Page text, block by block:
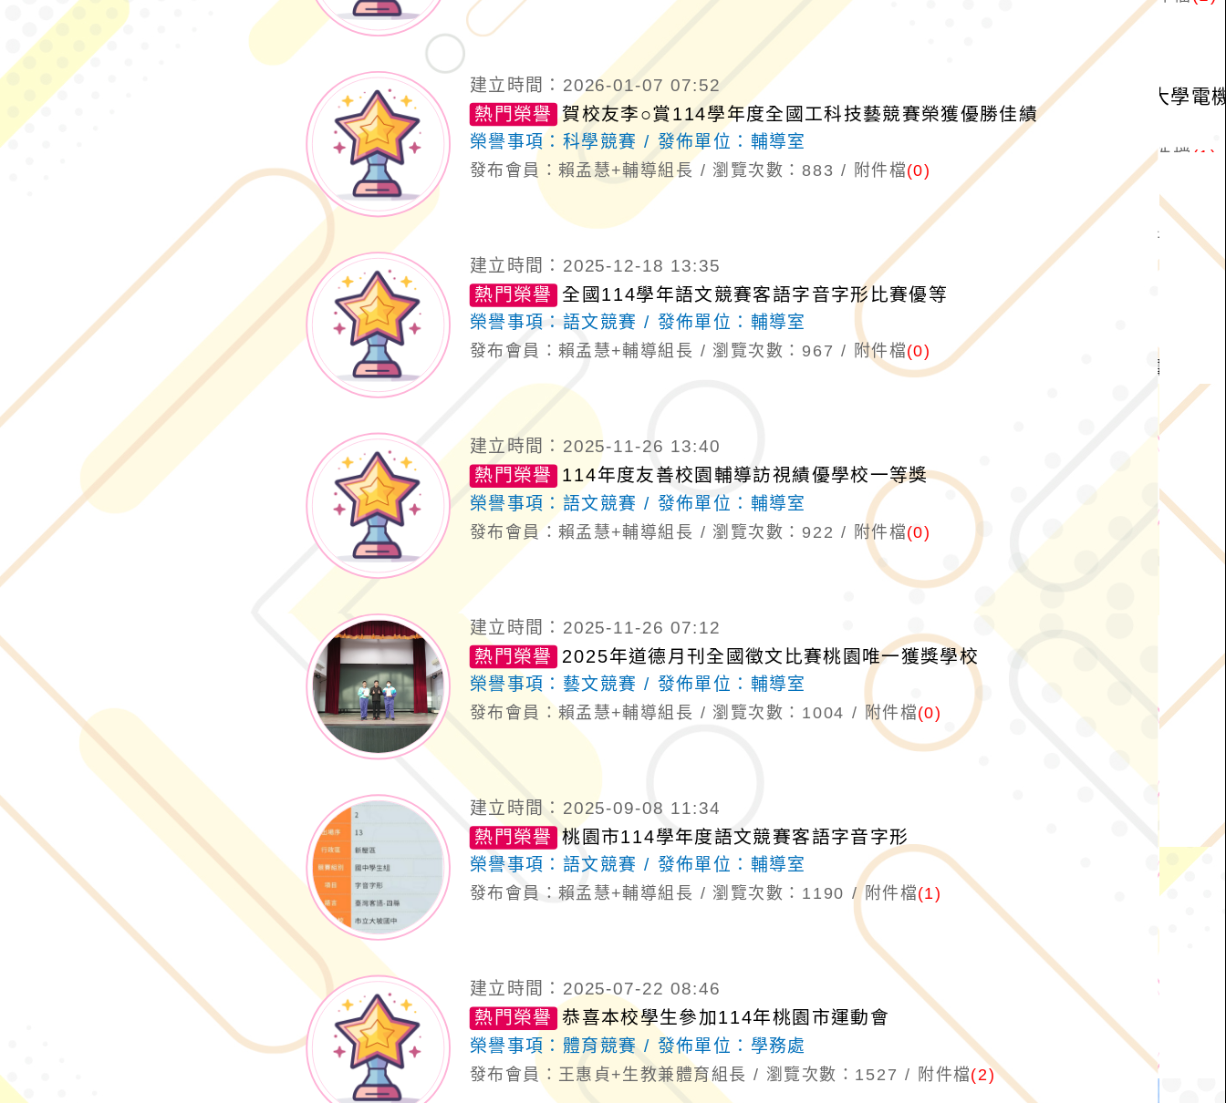
建立時間：2026-01-07 07:52
熱門榮譽 賀校友李○賞114學年度全國工科技藝競賽榮獲優勝佳績
榮譽事項： 科學競賽 發佈單位： 輔導室
發布會員：賴孟慧+輔導組長 瀏覽次數：883 附件檔(0)
建立時間：2025-12-18 13:35
熱門榮譽 全國114學年語文競賽客語字音字形比賽優等
榮譽事項： 語文競賽 發佈單位： 輔導室
發布會員：賴孟慧+輔導組長 瀏覽次數：967 附件檔(0)
建立時間：2025-11-26 13:40
熱門榮譽 114年度友善校園輔導訪視績優學校一等獎
榮譽事項： 語文競賽 發佈單位： 輔導室
發布會員：賴孟慧+輔導組長 瀏覽次數：922 附件檔(0)
建立時間：2025-11-26 07:12
熱門榮譽 2025年道德月刊全國徵文比賽桃園唯一獲獎學校
榮譽事項： 藝文競賽 發佈單位： 輔導室
發布會員：賴孟慧+輔導組長 瀏覽次數：1004 附件檔(0)
建立時間：2025-09-08 11:34
熱門榮譽 桃園市114學年度語文競賽客語字音字形
榮譽事項： 語文競賽 發佈單位： 輔導室
發布會員：賴孟慧+輔導組長 瀏覽次數：1190 附件檔(1)
建立時間：2025-07-22 08:46
熱門榮譽 恭喜本校學生參加114年桃園市運動會
榮譽事項： 體育競賽 發佈單位： 學務處
發布會員：王惠貞+生教兼體育組長 瀏覽次數：1527 附件檔(2)